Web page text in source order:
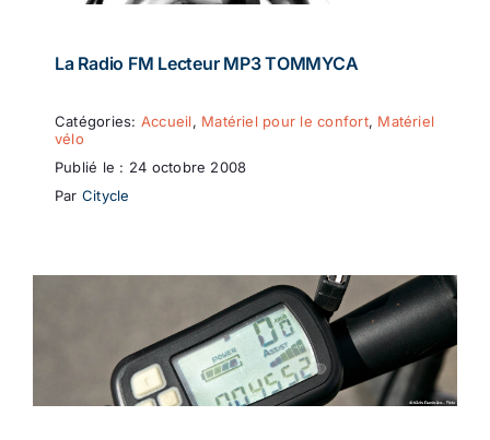
La Radio FM Lecteur MP3 TOMMYCA
Catégories: Accueil, Matériel pour le confort, Matériel
vélo
Publié le : 24 octobre 2008
Par Citycle